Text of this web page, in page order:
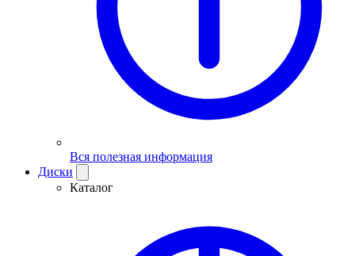
Вся полезная информация
Диски
Каталог